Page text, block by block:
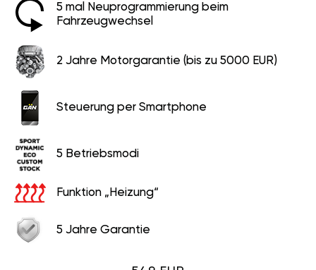
5 mal Neuprogrammierung beim
Fahrzeugwechsel
2 Jahre Motorgarantie (bis zu 5000 EUR)
Steuerung per Smartphone
5 Betriebsmodi
Funktion „Heizung“
5 Jahre Garantie